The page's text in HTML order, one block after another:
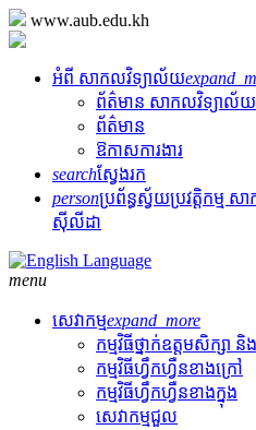
www.aub.edu.kh
អំពី សាកលវិទ្យាល័យ
ព័ត៌មាន សាកលវិទ្យាល័យ
ព័ត៌មាន
ឱកាសការងារ
searchស្វែងរក
personប្រព័ន្ធស្វ័យប្រវត្តិកម្ម
ស៊ីលីដា
menu
សេវាកម្មexpand_more
កម្មវិធីថ្នាក់​ឧត្តមសិក្សា
កម្មវិធីហ្វឹកហ្វឺនខាងក្រៅ
កម្មវិធីហ្វឹកហ្វឺនខាងក្នុង
សេវាកម្មជួល